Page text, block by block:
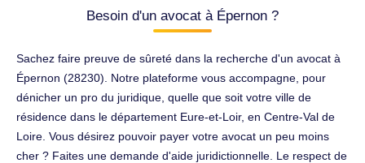
Besoin d'un avocat à Épernon ?
Sachez faire preuve de sûreté dans la recherche d'un avocat à
Épernon (28230). Notre plateforme vous accompagne, pour
dénicher un pro du juridique, quelle que soit votre ville de
résidence dans le département Eure-et-Loir, en Centre-Val de
Loire. Vous désirez pouvoir payer votre avocat un peu moins
cher ? Faites une demande d'aide juridictionnelle. Le respect de